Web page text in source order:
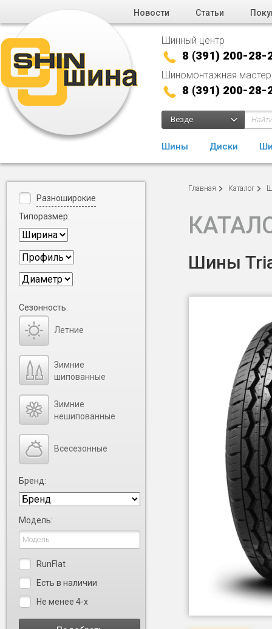
Новости Статьи
Шинный центр
8 (391) 200-28-
Шиномонтажная
8 (391) 200-28-
Везде
Шины Диски
Главная Каталог
Шины
Разноширокие
Типоразмер:
Сезонность:
Летние
Зимние
шипованные
Зимние
нешипованные
Всесезонные
Бренд:
Модель:
RunFlat
Есть в наличии
Не менее 4-х